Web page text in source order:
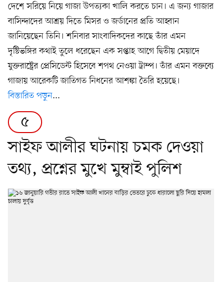
দেশে সরিয়ে নিয়ে গাজা উপত্যকা খালি করতে চান। এ জন্য গাজার
বাসিন্দাদের আশ্রয় দিতে মিসর ও জর্ডানের প্রতি আহ্বান
জানিয়েছেন তিনি। শনিবার সাংবাদিকদের কাছে তাঁর এমন
দৃষ্টিভঙ্গির কথাই তুলে ধরেছেন এক সপ্তাহ আগে দ্বিতীয় মেয়াদে
যুক্তরাষ্ট্রের প্রেসিডেন্ট হিসেবে শপথ নেওয়া ট্রাম্প। তাঁর এমন বক্তব্যে
গাজায় আরেকটি জাতিগত নিধনের আশঙ্কা তৈরি হয়েছে।
বিস্তারিত পড়ুন...
৫
সাইফ আলীর ঘটনায় চমক দেওয়া
তথ্য, প্রশ্নের মুখে মুম্বাই পুলিশ